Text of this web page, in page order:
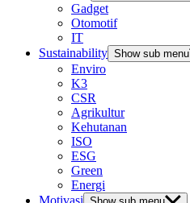
Gadget
Otomotif
IT
Sustainability Show sub menu
Enviro
K3
CSR
Agrikultur
Kehutanan
ISO
ESG
Green
Energi
Motivasi